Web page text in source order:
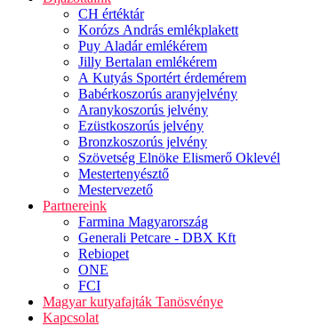
CH értéktár
Korózs András emlékplakett
Puy Aladár emlékérem
Jilly Bertalan emlékérem
A Kutyás Sportért érdemérem
Babérkoszorús aranyjelvény
Aranykoszorús jelvény
Ezüstkoszorús jelvény
Bronzkoszorús jelvény
Szövetség Elnöke Elismerő Oklevél
Mestertenyésztő
Mestervezető
Partnereink
Farmina Magyarország
Generali Petcare - DBX Kft
Rebiopet
ONE
FCI
Magyar kutyafajták Tanösvénye
Kapcsolat